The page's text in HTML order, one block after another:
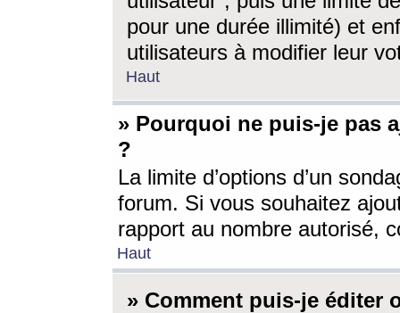
pour une durée illimité) et
utilisateurs à modifier leur
Haut
» Pourquoi ne puis-je pas
?
La limite d’options d’un
forum. Si vous souhaitez
rapport au nombre autorisé,
Haut
» Comment puis-je éditer